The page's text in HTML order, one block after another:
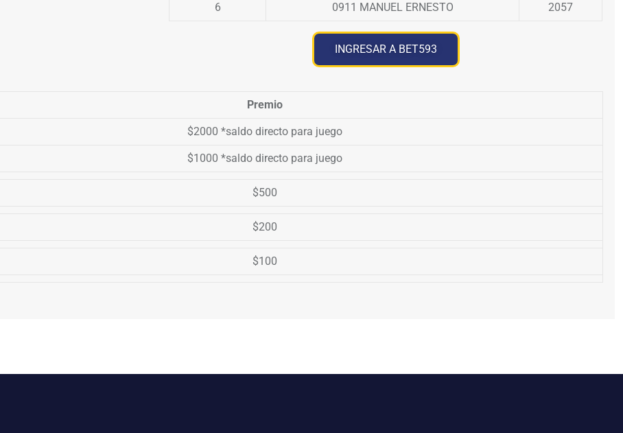
6 0911 MANUEL ERNESTO 2057
INGRESAR A BET593
Premio
$2000 *saldo directo para juego
$1000 *saldo directo para juego
$500
$200
$100